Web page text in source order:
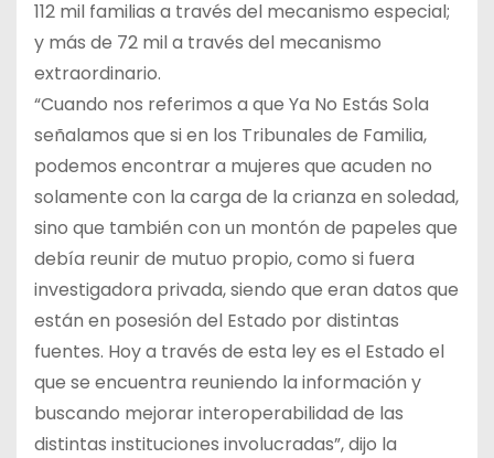
112 mil familias a través del mecanismo especial;
y más de 72 mil a través del mecanismo
extraordinario.
“Cuando nos referimos a que Ya No Estás Sola
señalamos que si en los Tribunales de Familia,
podemos encontrar a mujeres que acuden no
solamente con la carga de la crianza en soledad,
sino que también con un montón de papeles que
debía reunir de mutuo propio, como si fuera
investigadora privada, siendo que eran datos que
están en posesión del Estado por distintas
fuentes. Hoy a través de esta ley es el Estado el
que se encuentra reuniendo la información y
buscando mejorar interoperabilidad de las
distintas instituciones involucradas”, dijo la